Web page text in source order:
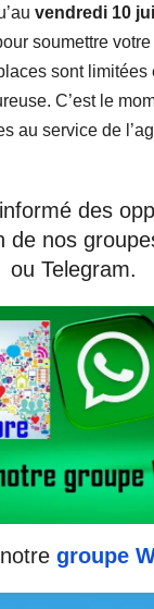
vendredi 10
soumettre
sont limitées
C’est le
au service de
des
de nos
ou Telegram.
groupe